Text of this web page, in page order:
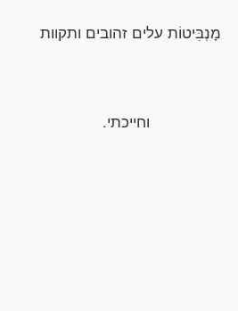
מָנְבִּיטוֹת עלים זהובים ותקוות
וחייכתי.